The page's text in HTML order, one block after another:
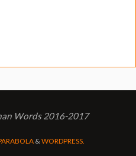
Words 2016-2017
&WORDPRESS.